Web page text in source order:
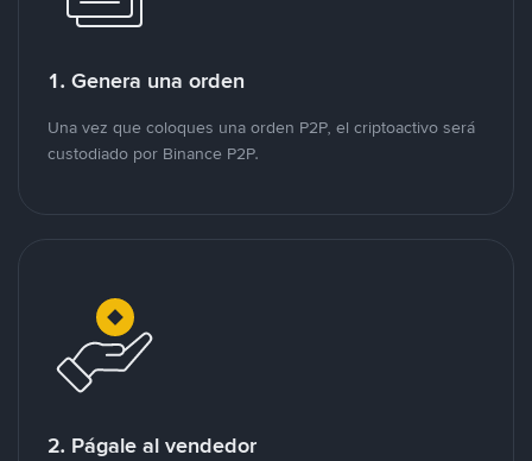
1. Genera una orden
Una vez que coloques una orden P2P, el criptoactivo será
custodiado por Binance P2P.
2. Págale al vendedor